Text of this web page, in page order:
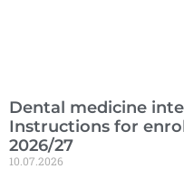
Dental medicine
Instructions for
2026/27
10.07.2026